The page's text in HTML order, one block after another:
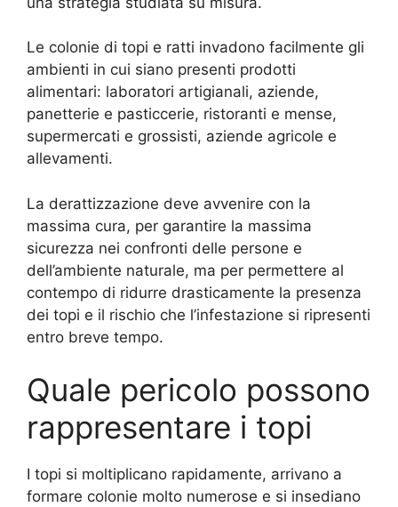
Le colonie di topi e ratti invadono facilmente gli
ambienti in cui siano presenti prodotti
alimentari: laboratori artigianali, aziende,
panetterie e pasticcerie, ristoranti e mense,
supermercati e grossisti, aziende agricole e
allevamenti.
La derattizzazione deve avvenire con la
massima cura, per garantire la massima
sicurezza nei confronti delle persone e
dell’ambiente naturale, ma per permettere al
contempo di ridurre drasticamente la presenza
dei topi e il rischio che l’infestazione si ripresenti
entro breve tempo.
Quale pericolo possono
rappresentare i topi
I topi si moltiplicano rapidamente, arrivano a
formare colonie molto numerose e si insediano